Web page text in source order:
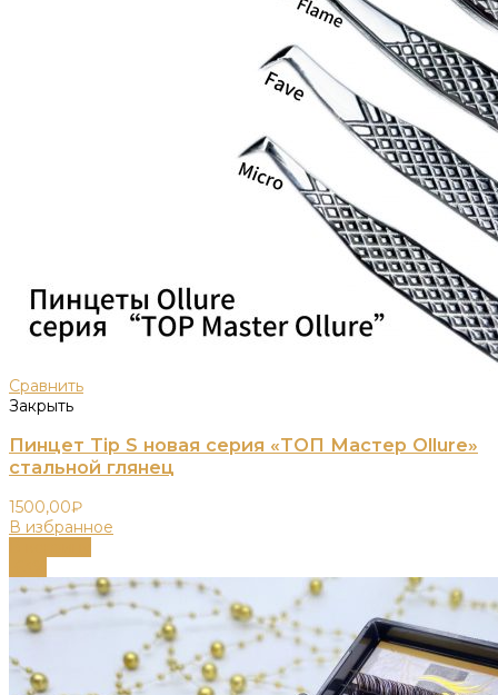
Сравнить
Закрыть
Пинцет Tip S новая серия «ТОП Мастер Ollure»
стальной глянец
1500,00₽
В избранное